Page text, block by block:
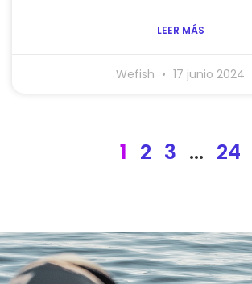
LEER MÁS
Wefish 17 junio 2024
1 2 3 … 24